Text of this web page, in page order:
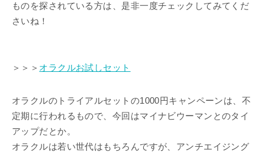
ものを探されている方は、是非一度チェックしてみてくだ
さいね！
＞＞＞ オラクルお試しセット
オラクルのトライアルセットの1000円キャンペーンは、不
定期に行われるもので、今回はマイナビウーマンとのタイ
アップだとか。
オラクルは若い世代はもちろんですが、アンチエイジング